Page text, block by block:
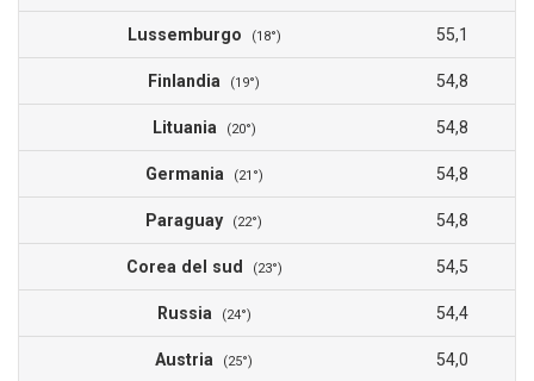
Lussemburgo (18°) 55,1
Finlandia (19°) 54,8
Lituania (20°) 54,8
Germania (21°) 54,8
Paraguay (22°) 54,8
Corea del sud (23°) 54,5
Russia (24°) 54,4
Austria (25°) 54,0